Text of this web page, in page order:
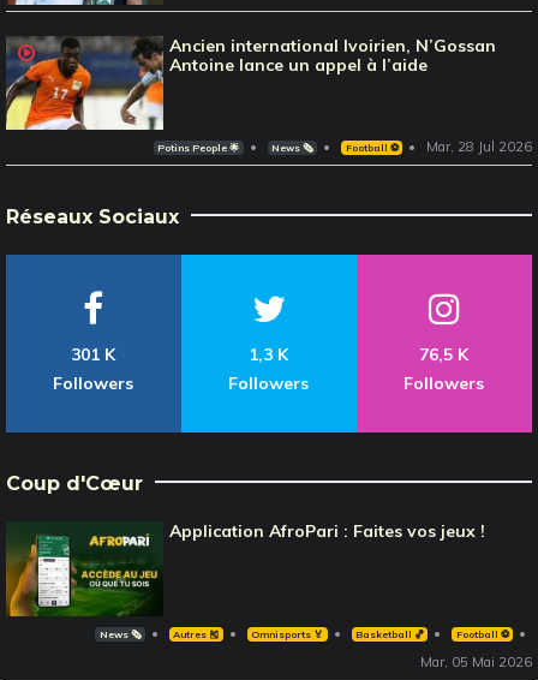
Ancien international Ivoirien, N’Gossan
Antoine lance un appel à l’aide
Potins People 🌟 News 🗞️ Football ⚽️ Mar, 28 Jul 2026
Réseaux Sociaux
301 K
Followers
1,3 K
Followers
76,5 K
Followers
Coup d'Cœur
Application AfroPari : Faites vos jeux !
News 🗞️ Autres 🎽 Omnisports 🏅 Basketball 🏀 Football ⚽️
Mar, 05 Mai 2026